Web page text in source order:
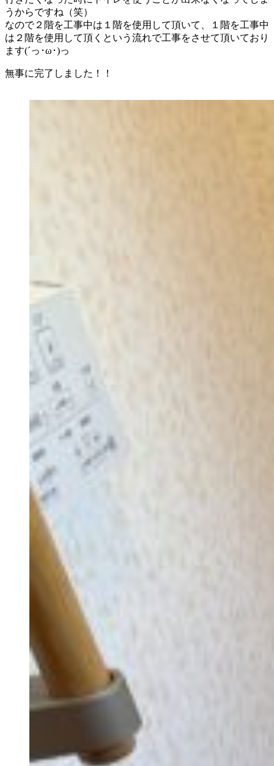
うからですね（笑）
なので２階を工事中は１階を使用して頂いて、１階を工事中
は２階を使用して頂くという流れで工事をさせて頂いており
ます(´っ･ω･)っ
無事に完了しました！！